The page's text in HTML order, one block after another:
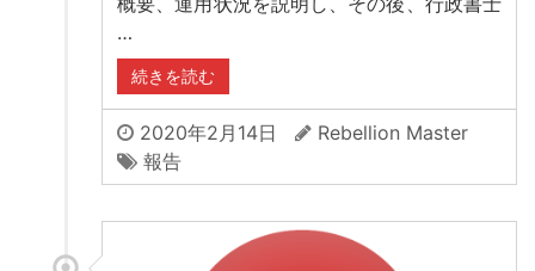
…
続きを読む
2020年2月14日
Rebellion Master
報告